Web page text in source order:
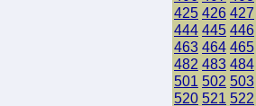
425 426 427
444 445 446
463 464 465
482 483 484
501 502 503
520 521 522